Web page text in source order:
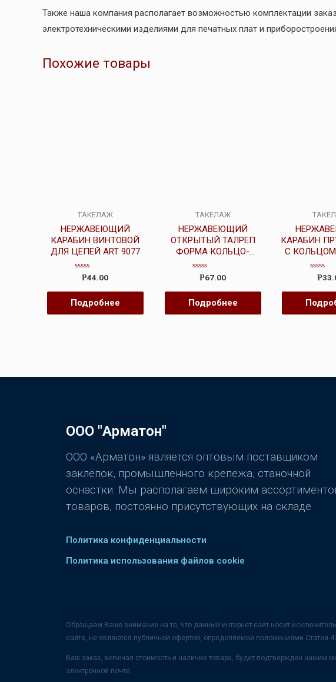
Также наша компания располагает возможностью комплектации
электротехническими изделиями для печатных плат и
Похожие товары
ТАКЕЛАЖ
НЕРЖАВЕЮЩИЙ
КАРАБИН ВИНТОВОЙ
ДЛЯ ЦЕПЕЙ ART 9077
Оценка
из
5
Р44.00
Подробнее
ТАКЕЛАЖ
НЕРЖАВЕЮЩИЙ
ОТКРЫТЫЙ ТАЛРЕП
ФОРМА КОЛЬЦО-
КОЛЬЦО ART 9072
Оценка
из
5
Р67.00
Подробнее
КАРАБИН
С КОЛЬЦОМ
Оценка
из
5
Р
ООО "Арматон"
ООО «Арматон» является оптовым поставщиком
заклёпок, промышленного крепежа, станочной
оснастки. Мы располагаем широким
товаров, постоянно присутствующих на складе.
Политика конфиденциальности
Политика использования файлов cookie
Обращаем Ваше внимание на то, что данный интернет-сайт носит
сайте, не являются публичной офертой, определяемой положениями Статей
Ваш заказ, включая стоимость и наличие товара, будет подтвержден нашим
электронной почте.